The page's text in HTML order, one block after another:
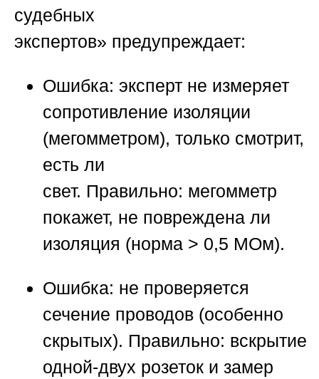
судебных
экспертов» предупреждает:
Ошибка: эксперт не измеряет
сопротивление изоляции
(мегомметром), только смотрит,
есть ли
свет. Правильно: мегомметр
покажет, не повреждена ли
изоляция (норма > 0,5 МОм).
Ошибка: не проверяется
сечение проводов (особенно
скрытых). Правильно: вскрытие
одной-двух розеток и замер